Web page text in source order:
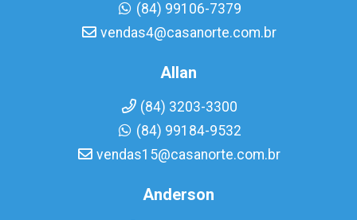
(84) 99106-7379
vendas4@casanorte.com.br
Allan
(84) 3203-3300
(84) 99184-9532
vendas15@casanorte.com.br
Anderson